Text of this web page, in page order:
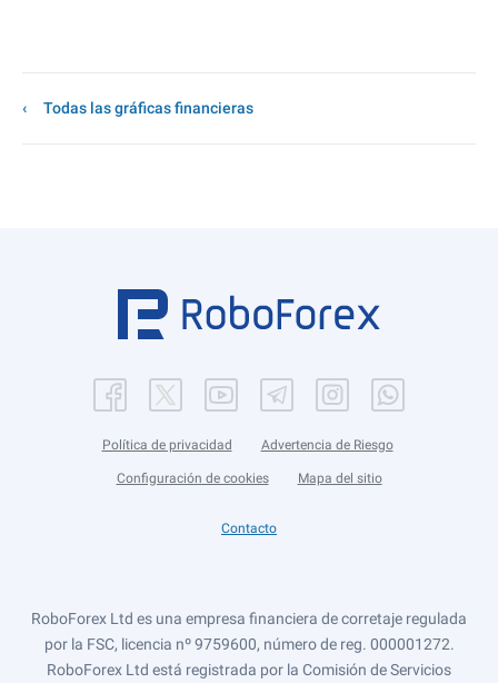
Todas las gráficas financieras
Política de privacidad Advertencia de Riesgo
Configuración de cookies Mapa del sitio
Contacto
RoboForex Ltd es una empresa financiera de corretaje regulada
por la FSC, licencia nº 9759600, número de reg. 000001272.
RoboForex Ltd está registrada por la Comisión de Servicios